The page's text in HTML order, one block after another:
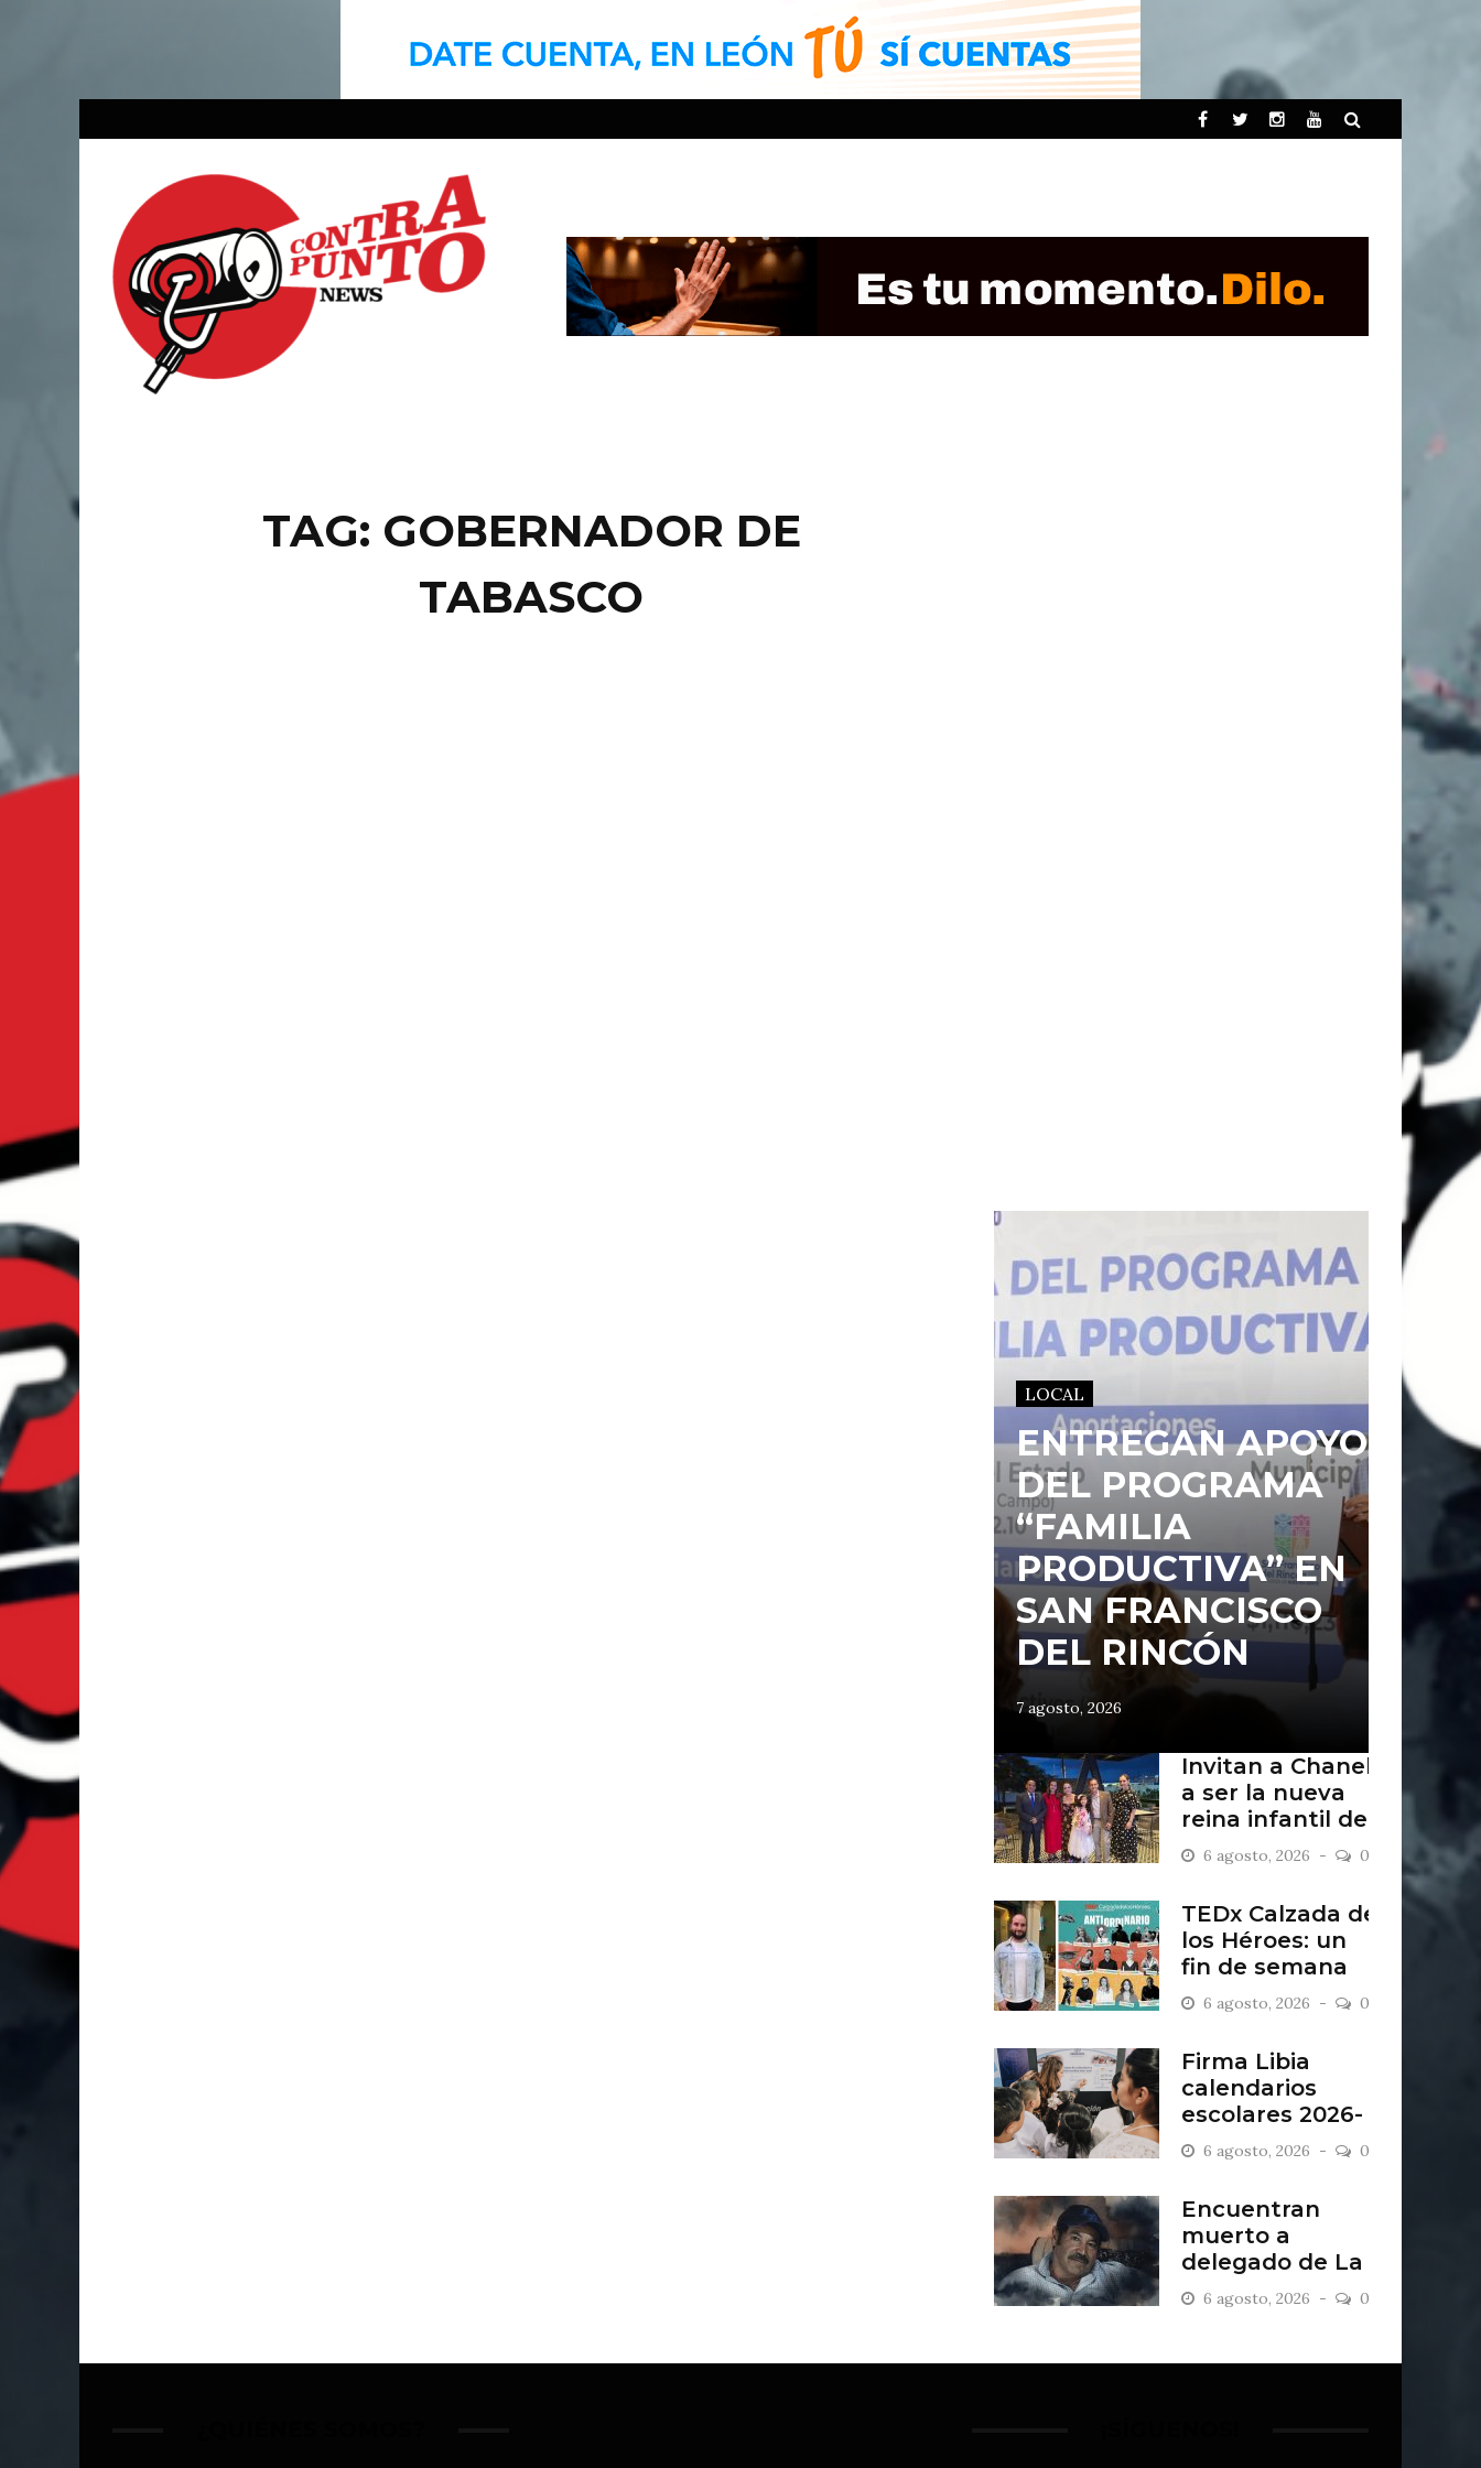
TAG: GOBERNADOR DE
TABASCO
LOCAL
ENTREGAN APOYOS
DEL PROGRAMA
“FAMILIA
PRODUCTIVA” EN
SAN FRANCISCO
DEL RINCÓN
7 agosto, 2026
Invitan a Chanel
a ser la nueva
reina infantil de
San Francisco
del Rincón
6 agosto, 2026 0
TEDx Calzada de
los Héroes: un
fin de semana
“Antiordinario”
en León
6 agosto, 2026 0
Firma Libia
calendarios
escolares 2026-
2027
6 agosto, 2026 0
Encuentran
muerto a
delegado de La
Sandía
6 agosto, 2026 0